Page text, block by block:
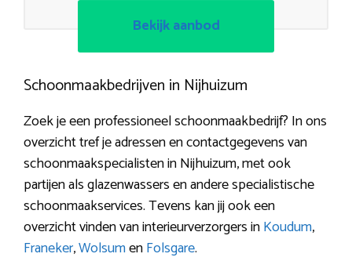
Bekijk aanbod
Schoonmaakbedrijven in Nijhuizum
Zoek je een professioneel schoonmaakbedrijf? In ons
overzicht tref je adressen en contactgegevens van
schoonmaakspecialisten in Nijhuizum, met ook
partijen als glazenwassers en andere specialistische
schoonmaakservices. Tevens kan jij ook een
overzicht vinden van interieurverzorgers inKoudum,
Franeker,WolsumenFolsgare.